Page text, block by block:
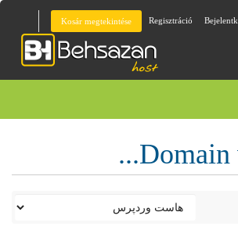
Regisztráció
Kosár megtekintése
Domain